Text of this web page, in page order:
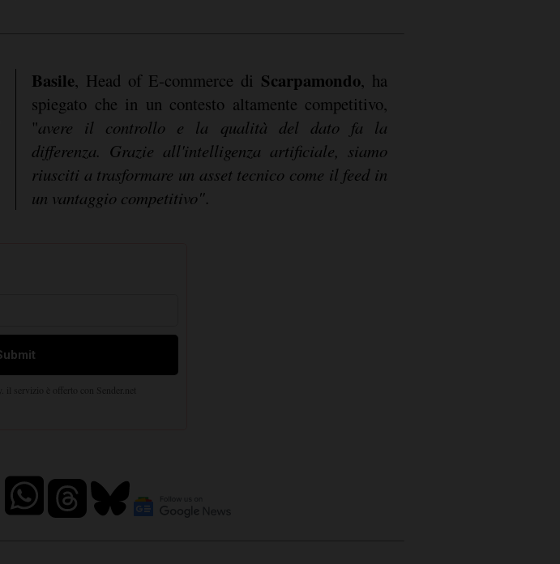
Basile, Head of E-commerce di Scarpamondo, ha
spiegato che in un contesto altamente competitivo,
"avere il controllo e la qualità del dato fa la
differenza. Grazie all'intelligenza artificiale, siamo
riusciti a trasformare un asset tecnico come il feed in
un vantaggio competitivo".